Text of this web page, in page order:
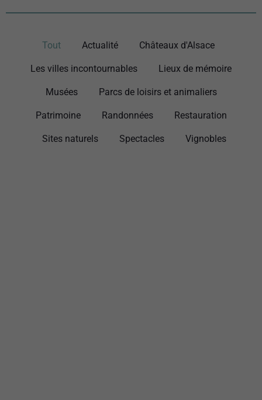
Tout Actualité Châteaux d'Alsace
Les villes incontournables Lieux de mémoire
Musées Parcs de loisirs et animaliers
Patrimoine Randonnées Restauration
Sites naturels Spectacles Vignobles